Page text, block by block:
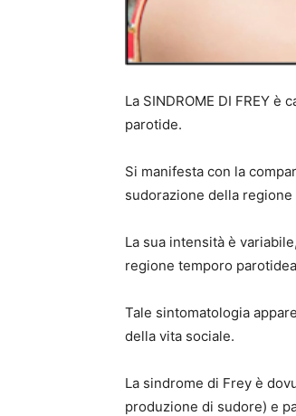
La SINDROME DI FREY
parotide.
Si manifesta con la
sudorazione della
La sua intensità è
regione temporo
Tale sintomatologia
della vita sociale.
La sindrome di Frey è
produzione di sudore) e